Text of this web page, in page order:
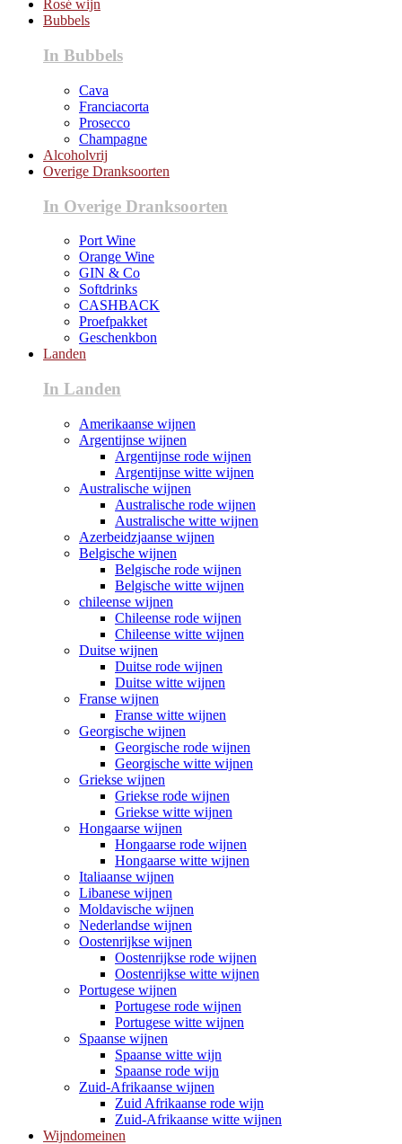
Rosé wijn
Bubbels
In Bubbels
Cava
Franciacorta
Prosecco
Champagne
Alcoholvrij
Overige Dranksoorten
In Overige Dranksoorten
Port Wine
Orange Wine
GIN & Co
Softdrinks
CASHBACK
Proefpakket
Geschenkbon
Landen
In Landen
Amerikaanse wijnen
Argentijnse wijnen
Argentijnse rode wijnen
Argentijnse witte wijnen
Australische wijnen
Australische rode wijnen
Australische witte wijnen
Azerbeidzjaanse wijnen
Belgische wijnen
Belgische rode wijnen
Belgische witte wijnen
chileense wijnen
Chileense rode wijnen
Chileense witte wijnen
Duitse wijnen
Duitse rode wijnen
Duitse witte wijnen
Franse wijnen
Franse witte wijnen
Georgische wijnen
Georgische rode wijnen
Georgische witte wijnen
Griekse wijnen
Griekse rode wijnen
Griekse witte wijnen
Hongaarse wijnen
Hongaarse rode wijnen
Hongaarse witte wijnen
Italiaanse wijnen
Libanese wijnen
Moldavische wijnen
Nederlandse wijnen
Oostenrijkse wijnen
Oostenrijkse rode wijnen
Oostenrijkse witte wijnen
Portugese wijnen
Portugese rode wijnen
Portugese witte wijnen
Spaanse wijnen
Spaanse witte wijn
Spaanse rode wijn
Zuid-Afrikaanse wijnen
Zuid Afrikaanse rode wijn
Zuid-Afrikaanse witte wijnen
Wijndomeinen